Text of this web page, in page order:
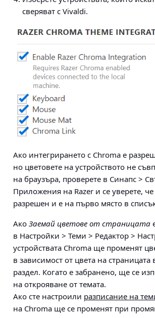
сверяват с Vivaldi.
Ако интегрирането с Chroma е
но цветовете на устройството не
на браузъра, проверете в Синапс >
Приложения на Razer и се уверете,
разрешен и е на първо място в
Ако Заемай цветове от страницата
в Настройки > Теми > Редактор >
устройствата Chroma ще променят
в зависимост от цвета на страницата
раздел. Когато е забранено, ще се
на открояване от темата.
Ако сте настроили разписание на
на Chroma ще се променят при